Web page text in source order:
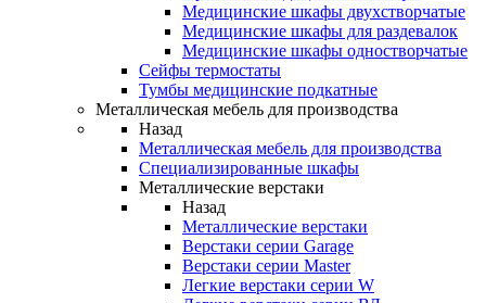
Медицинские шкафы двухстворчатые
Медицинские шкафы для раздевалок
Медицинские шкафы одностворчатые
Сейфы термостаты
Тумбы медицинские подкатные
Металлическая мебель для производства
Назад
Металлическая мебель для производства
Cпециализированные шкафы
Металлические верстаки
Назад
Металлические верстаки
Верстаки серии Garage
Верстаки серии Master
Легкие верстаки серии W